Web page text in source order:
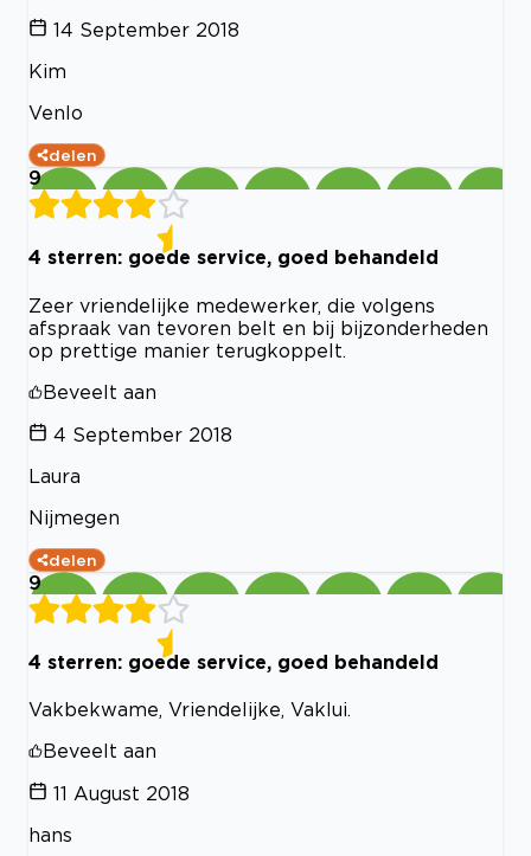
14 September 2018
Kim
Venlo
delen
9
4 sterren: goede service, goed behandeld
Zeer vriendelijke medewerker, die volgens
afspraak van tevoren belt en bij bijzonderheden
op prettige manier terugkoppelt.
Beveelt aan
4 September 2018
Laura
Nijmegen
delen
9
4 sterren: goede service, goed behandeld
Vakbekwame, Vriendelijke, Vaklui.
Beveelt aan
11 August 2018
hans